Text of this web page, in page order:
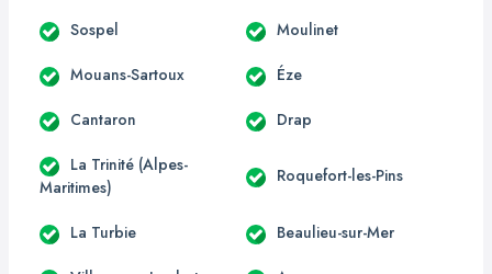
Sospel Moulinet
Mouans-Sartoux Éze
Cantaron Drap
La Trinité (Alpes-
Maritimes)
Roquefort-les-Pins
La Turbie Beaulieu-sur-Mer